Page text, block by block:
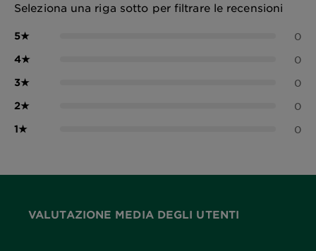
Seleziona una riga sotto per filtrare le recensioni
5★ 0
4★ 0
3★ 0
2★ 0
1★ 0
VALUTAZIONE MEDIA DEGLI UTENTI